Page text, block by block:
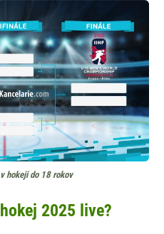
hokeji do 18 rokov
2025 live?